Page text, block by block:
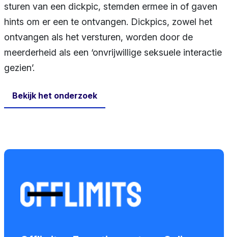
sturen van een dickpic, stemden ermee in of gaven
hints om er een te ontvangen. Dickpics, zowel het
ontvangen als het versturen, worden door de
meerderheid als een ‘onvrijwillige seksuele interactie
gezien’.
Bekijk het onderzoek